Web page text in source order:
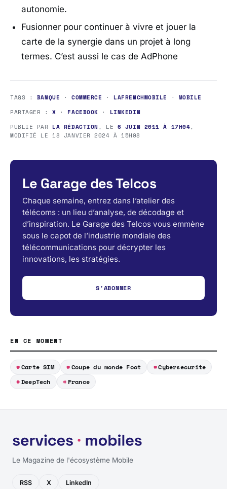
autonomie.
Fusionner pour continuer à vivre et jouer la
carte de la synergie dans un projet à long
termes. C’est aussi le cas de AdPhone
TAGS : BANQUE · COMMERCE · LAFRENCHMOBILE · MOBILE
PARTAGER :X · FACEBOOK · LINKEDIN
PUBLIÉ PAR LA RÉDACTION , LE 6 JUIN 2011 À 17H04,
MODIFIÉ LE18 JANVIER 2024 À 15H08
Le Garage des Telcos
Chaque semaine, entrez dans l’atelier des
télécoms : un lieu d’analyse, de décodage et
d’inspiration. Le Garage des Telcos vous emmène
sous le capot de l’industrie mondiale des
télécommunications pour décrypter les
innovations, les stratégies.
S'ABONNER
EN CE MOMENT
Carte SIM Coupe du monde Foot
Cybersecurite
DeepTech
France
Le Magazine de l'écosystème Mobile
RSS X LinkedIn